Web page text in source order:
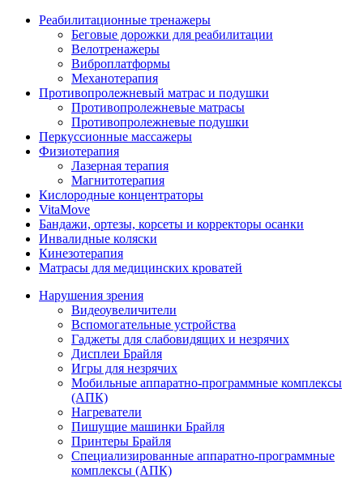
Реабилитационные тренажеры
Беговые дорожки для реабилитации
Велотренажеры
Виброплатформы
Механотерапия
Противопролежневый матрас и подушки
Противопролежневые матрасы
Противопролежневые подушки
Перкуссионные массажеры
Физиотерапия
Лазерная терапия
Магнитотерапия
Кислородные концентраторы
VitaMove
Бандажи, ортезы, корсеты и корректоры осанки
Инвалидные коляски
Кинезотерапия
Матрасы для медицинских кроватей
Нарушения зрения
Видеоувеличители
Вспомогательные устройства
Гаджеты для слабовидящих и незрячих
Дисплеи Брайля
Игры для незрячих
Мобильные аппаратно-программные комплексы
(АПК)
Нагреватели
Пишущие машинки Брайля
Принтеры Брайля
Специализированные аппаратно-программные
комплексы (АПК)